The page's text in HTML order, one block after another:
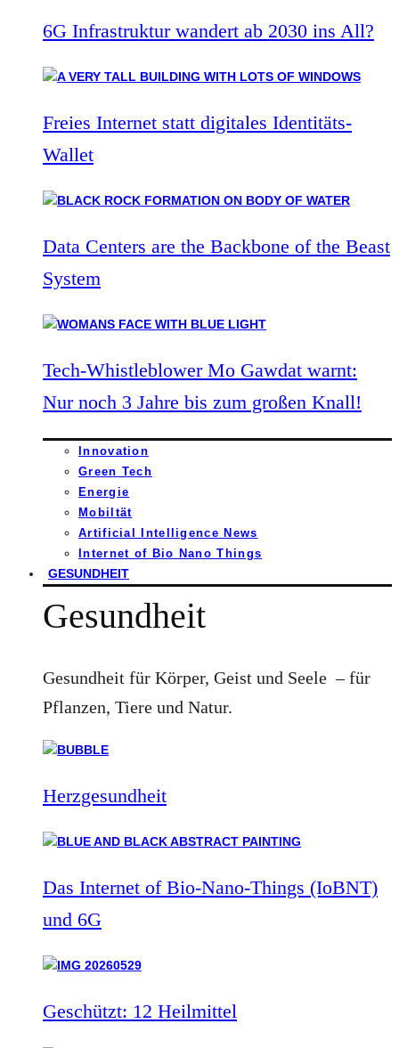
6G Infrastruktur wandert ab 2030 ins All?
Freies Internet statt digitales Identitäts-
Wallet
Data Centers are the Backbone of the Beast
System
Tech-Whistleblower Mo Gawdat warnt:
Nur noch 3 Jahre bis zum großen Knall!
Innovation
Green Tech
Energie
Mobiltät
Artificial Intelligence News
Internet of Bio Nano Things
GESUNDHEIT
Gesundheit
Gesundheit für Körper, Geist und Seele – für
Pflanzen, Tiere und Natur.
Herzgesundheit
Das Internet of Bio-Nano-Things (IoBNT)
und 6G
Geschützt: 12 Heilmittel